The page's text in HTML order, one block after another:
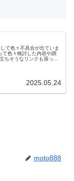
て色々不具合が出ていま
て色々検討した内容や調
ちそうなリンクも張って
2025.05.24
moto888